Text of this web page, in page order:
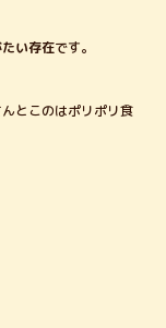
い存在です。
とこのはポリポリ食